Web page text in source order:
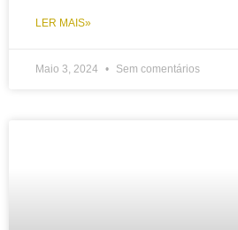
LER MAIS»
Maio 3, 2024 Sem comentários